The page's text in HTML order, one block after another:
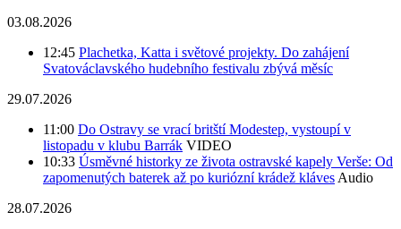
03.08.2026
12:45 Plachetka, Katta i světové projekty. Do zahájení
Svatováclavského hudebního festivalu zbývá měsíc
29.07.2026
11:00 Do Ostravy se vrací britští Modestep, vystoupí v
listopadu v klubu Barrák VIDEO
10:33 Úsměvné historky ze života ostravské kapely Verše: Od
zapomenutých baterek až po kuriózní krádež kláves Audio
28.07.2026